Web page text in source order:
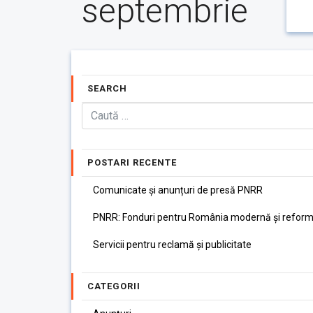
septembrie
SEARCH
POSTARI RECENTE
Comunicate și anunțuri de presă PNRR
PNRR: Fonduri pentru România modernă și
Servicii pentru reclamă și publicitate
CATEGORII